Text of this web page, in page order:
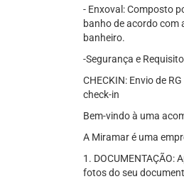
- Enxoval: Composto
banho de acordo com
banheiro.
-Segurança e
CHECKIN: Envio de
check-in
Bem-vindo à uma
A Miramar é uma
1.
fotos do seu